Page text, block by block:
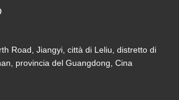
Road, Jiangyi, città di Leliu, distretto di
provincia del Guangdong, Cina